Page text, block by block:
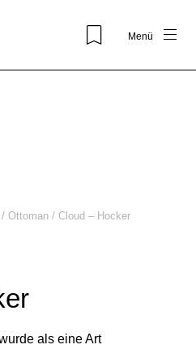
Menü
/ Ottoman / Cloud – Hocker
als eine Art